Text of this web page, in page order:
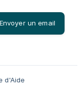
Envoyer un email
d'Aide